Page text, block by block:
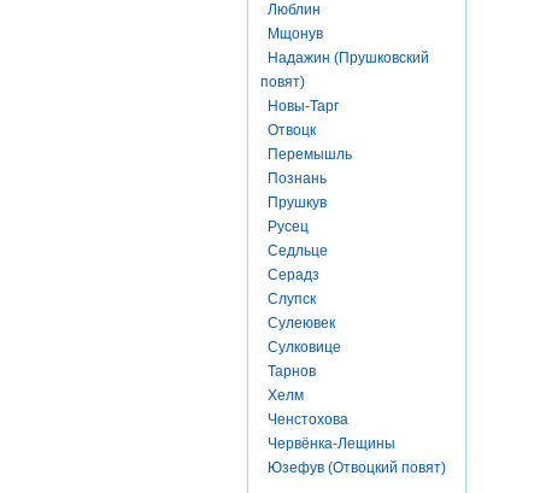
Люблин
Мщонув
Надажин (Прушковский
повят)
Новы-Тарг
Отвоцк
Перемышль
Познань
Прушкув
Русец
Седльце
Серадз
Слупск
Сулеювек
Сулковице
Тарнов
Хелм
Ченстохова
Червёнка-Лещины
Юзефув (Отвоцкий повят)